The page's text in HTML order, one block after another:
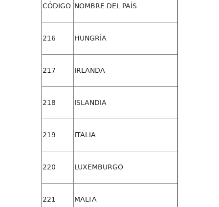
CÓDIGO NOMBRE DEL PAÍS
216 HUNGRÍA
217 IRLANDA
218 ISLANDIA
219 ITALIA
220 LUXEMBURGO
221 MALTA